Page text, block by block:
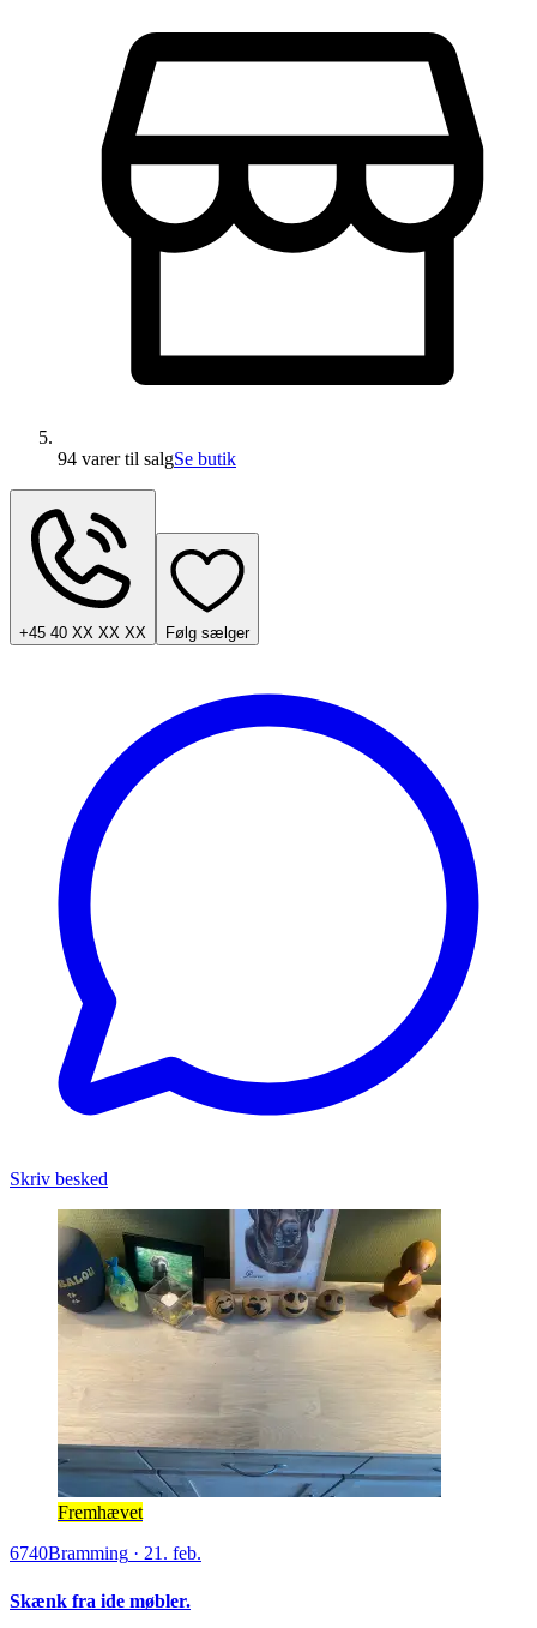
94 varertil salgSe butik
+45 40 XX XX XX Følg sælger
Skriv besked
Fremhævet
6740Bramming · 21. feb.
Skænk fra ide møbler.